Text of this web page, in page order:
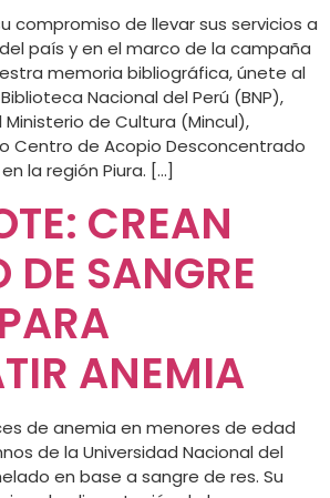
compromiso de llevar sus servicios a
país y en el marco de la campaña
memoria bibliográfica, únete al
Nacional del Perú (BNP),
de Cultura (Mincul),
Centro de Acopio Desconcentrado
la región Piura. […]
CREAN
DE SANGRE
ANEMIA
de anemia en menores de edad
de la Universidad Nacional del
en base a sangre de res. Su